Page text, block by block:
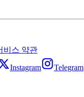
비스 약관
Instagram Telegram